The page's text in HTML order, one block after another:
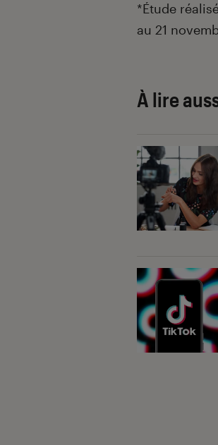
*Étude
au 21
À lire